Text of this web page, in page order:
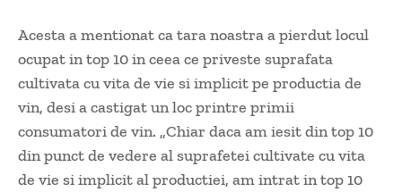
Acesta a mentionat ca tara noastra a pierdut locul
ocupat in top 10 in ceea ce priveste suprafata
cultivata cu vita de vie si implicit pe productia de
vin, desi a castigat un loc printre primii
consumatori de vin. „Chiar daca am iesit din top 10
din punct de vedere al suprafetei cultivate cu vita
de vie si implicit al productiei, am intrat in top 10